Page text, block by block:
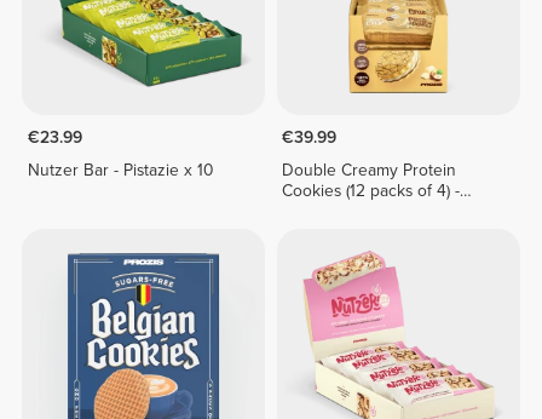
€23.99
Nutzer Bar - Pistazie x 10
€39.99
Double Creamy Protein
Cookies (12 packs of 4) -